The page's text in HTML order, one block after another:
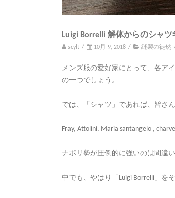
Luigi Borrelli 解体からのシ
scylt / 10月 9, 2018 / 縫製の徒然
メンズ服の愛好家にとって、各ア
の一つでしょう。
では、「シャツ」であれば、皆さ
Fray, Attolini, Maria santangelo ,
ナポリ勢が圧倒的に強いのは間違
中でも、やはり「Luigi Borrelli」を